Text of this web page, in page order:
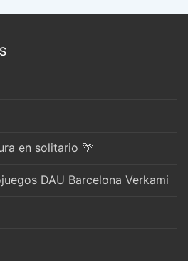
en solitario 🌴
DAU Barcelona Verkami